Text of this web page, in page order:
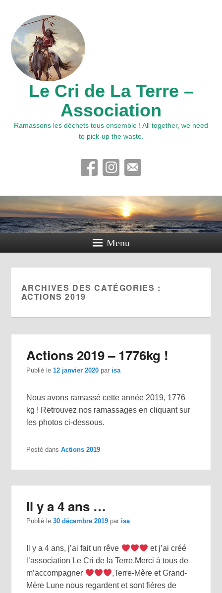
Le Cri de La Terre –
Association
Ramassons les déchets tous ensemble ! All together, we need
to pick-up the waste.
Menu
ARCHIVES DES CATÉGORIES :
ACTIONS 2019
Actions 2019 – 1776kg !
Publié le12 janvier 2020 par isa
Nous avons ramassé cette année 2019, 1776
kg ! Retrouvez nos ramassages en cliquant sur
les photos ci-dessous.
Posté dans Actions 2019
Il y a 4 ans …
Publié le30 décembre 2019 par isa
Il y a 4 ans, j’ai fait un rêve
et j’ai créé
l’association Le Cri de la Terre.Merci à tous de
m’accompagner
,Terre-Mère et Grand-
Mère Lune nous regardent et sont fières de